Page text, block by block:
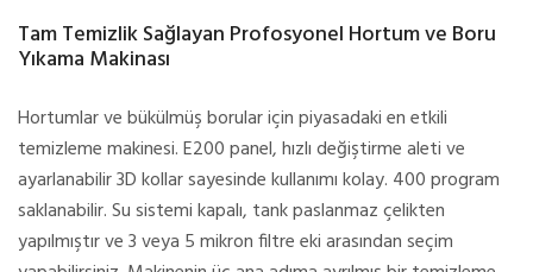
Tam Temizlik Sağlayan Profosyonel Hortum ve Boru
Yıkama Makinası
Hortumlar ve bükülmüş borular için piyasadaki en etkili
temizleme makinesi. E200 panel, hızlı değiştirme aleti ve
ayarlanabilir 3D kollar sayesinde kullanımı kolay. 400 program
saklanabilir. Su sistemi kapalı, tank paslanmaz çelikten
yapılmıştır ve 3 veya 5 mikron filtre eki arasından seçim